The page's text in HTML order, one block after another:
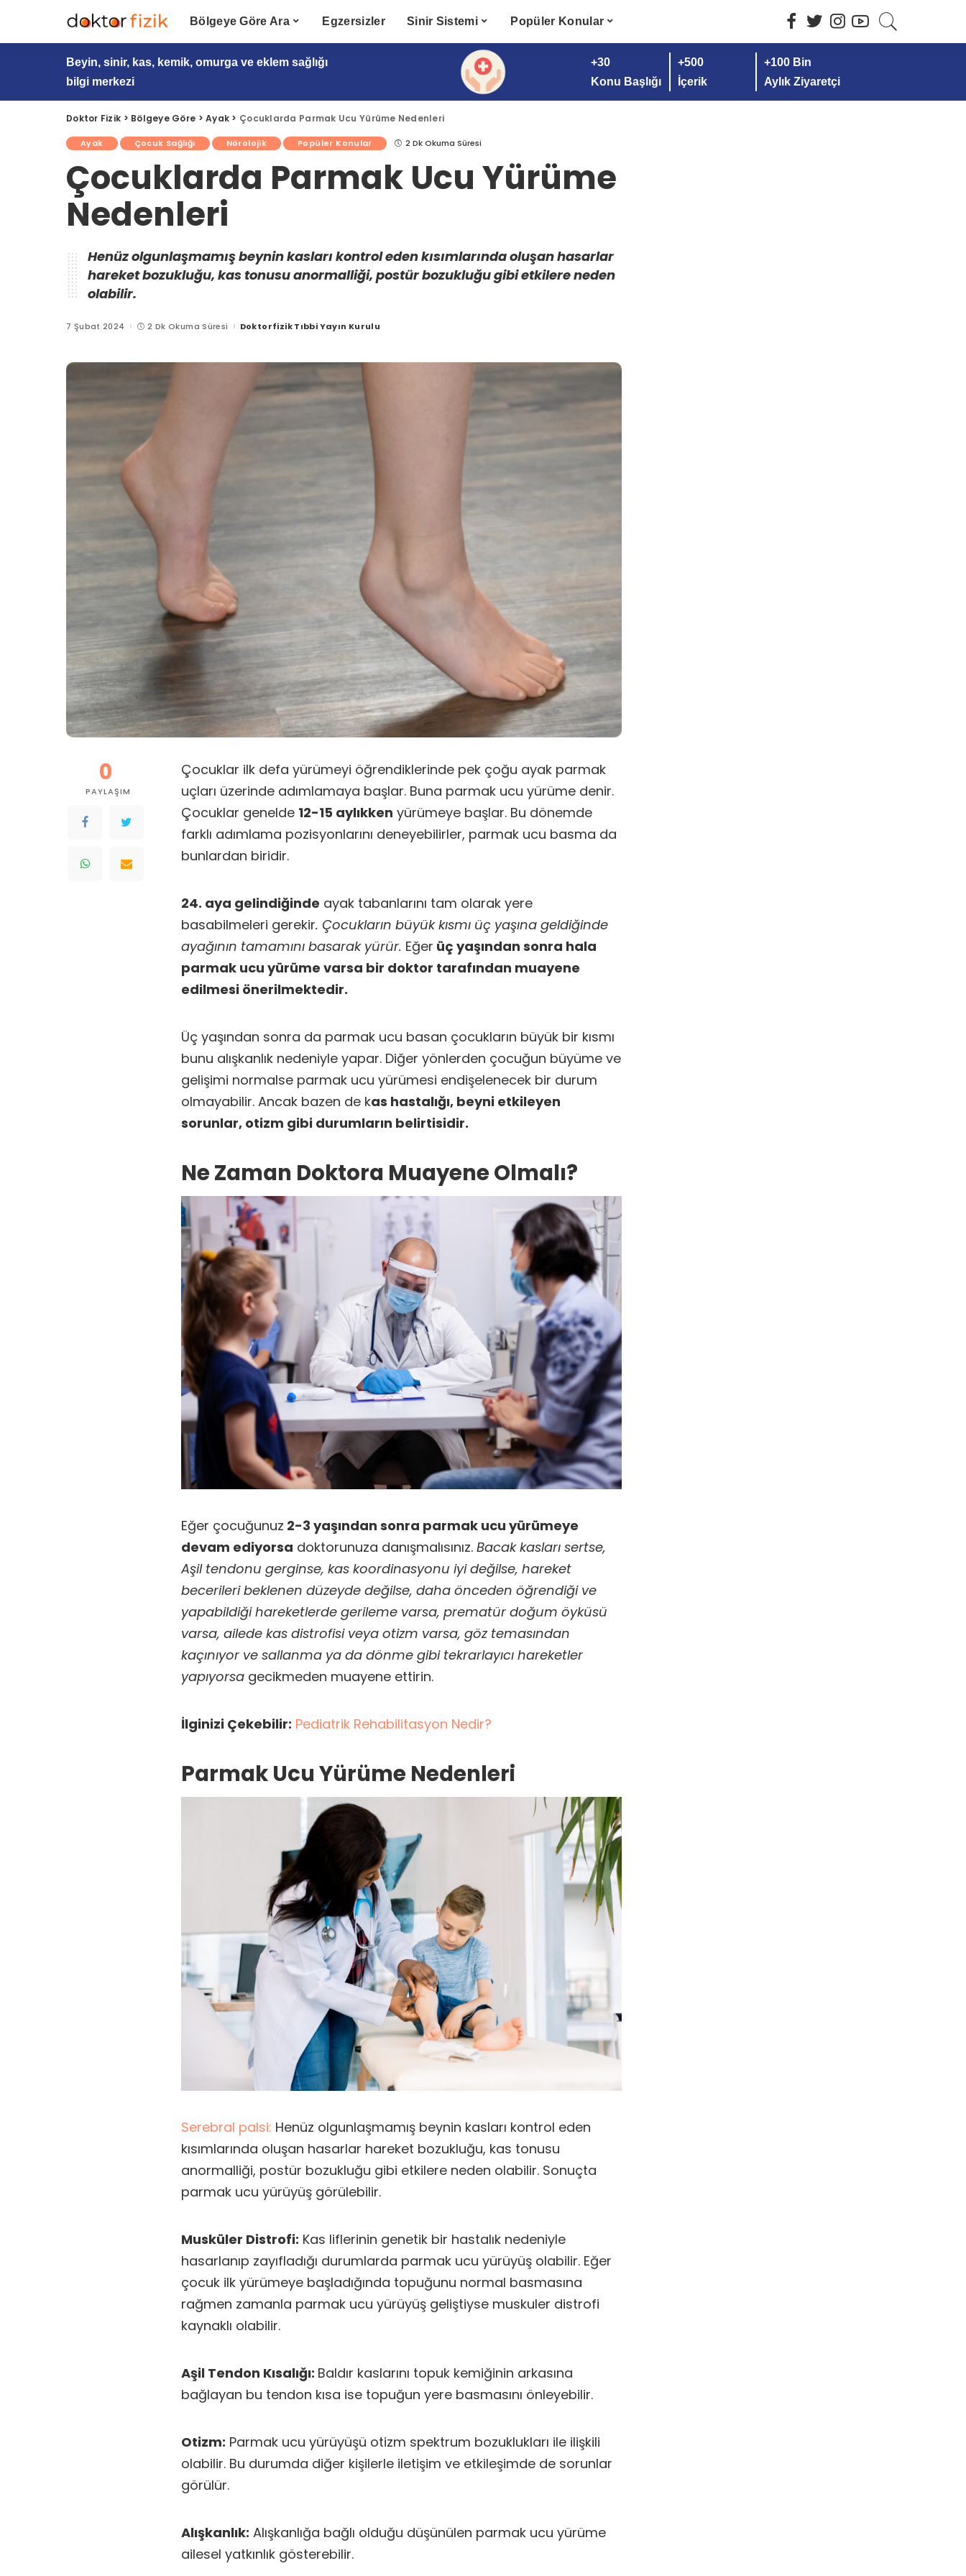
Bölgeye Göre Ara Egzersizler Sinir Sistemi Popüler Konular
Beyin, sinir, kas, kemik, omurga ve eklem sağlığı
bilgi merkezi
+30
Konu Başlığı
+500
İçerik
+100 Bin
Aylık Ziyaretçi
Doktor Fizik > Bölgeye Göre >Ayak > Çocuklarda Parmak Ucu Yürüme Nedenleri
Ayak Çocuk Sağlığı Nörolojik Popüler Konular 2 Dk Okuma Süresi
Çocuklarda Parmak Ucu Yürüme
Nedenleri
Henüz olgunlaşmamış beynin kasları kontrol eden kısımlarında oluşan hasarlar
hareket bozukluğu, kas tonusu anormalliği, postür bozukluğu gibi etkilere neden
olabilir.
7 Şubat 2024 2 Dk Okuma Süresi Posted
Doktorfizik Tıbbi Yayın Kurulu
0
PAYLAŞIM
Çocuklar ilk defa yürümeyi öğrendiklerinde pek çoğu ayak parmak
uçları üzerinde adımlamaya başlar. Buna parmak ucu yürüme denir.
Çocuklar genelde 12-15 aylıkken yürümeye başlar. Bu dönemde
farklı adımlama pozisyonlarını deneyebilirler, parmak ucu basma da
bunlardan biridir.
24. aya gelindiğinde ayak tabanlarını tam olarak yere
basabilmeleri gerekir. Çocukların büyük kısmı üç yaşına geldiğinde
ayağının tamamını basarak yürür. Eğer üç yaşından sonra hala
parmak ucu yürüme varsa bir doktor tarafından muayene
edilmesi önerilmektedir.
Üç yaşından sonra da parmak ucu basan çocukların büyük bir kısmı
bunu alışkanlık nedeniyle yapar. Diğer yönlerden çocuğun büyüme ve
gelişimi normalse parmak ucu yürümesi endişelenecek bir durum
olmayabilir. Ancak bazen de kas hastalığı, beyni etkileyen
sorunlar, otizm gibi durumların belirtisidir.
Ne Zaman Doktora Muayene Olmalı?
Eğer çocuğunuz 2-3 yaşından sonra parmak ucu yürümeye
devam ediyorsa doktorunuza danışmalısınız. Bacak kasları sertse,
Aşil tendonu gerginse, kas koordinasyonu iyi değilse, hareket
becerileri beklenen düzeyde değilse, daha önceden öğrendiği ve
yapabildiği hareketlerde gerileme varsa, prematür doğum öyküsü
varsa, ailede kas distrofisi veya otizm varsa, göz temasından
kaçınıyor ve sallanma ya da dönme gibi tekrarlayıcı hareketler
yapıyorsa gecikmeden muayene ettirin.
İlginizi Çekebilir: Pediatrik Rehabilitasyon Nedir?
Parmak Ucu Yürüme Nedenleri
Serebral palsi: Henüz olgunlaşmamış beynin kasları kontrol eden
kısımlarında oluşan hasarlar hareket bozukluğu, kas tonusu
anormalliği, postür bozukluğu gibi etkilere neden olabilir. Sonuçta
parmak ucu yürüyüş görülebilir.
Musküler Distrofi: Kas liflerinin genetik bir hastalık nedeniyle
hasarlanıp zayıfladığı durumlarda parmak ucu yürüyüş olabilir. Eğer
çocuk ilk yürümeye başladığında topuğunu normal basmasına
rağmen zamanla parmak ucu yürüyüş geliştiyse muskuler distrofi
kaynaklı olabilir.
Aşil Tendon Kısalığı: Baldır kaslarını topuk kemiğinin arkasına
bağlayan bu tendon kısa ise topuğun yere basmasını önleyebilir.
Otizm: Parmak ucu yürüyüşü otizm spektrum bozuklukları ile ilişkili
olabilir. Bu durumda diğer kişilerle iletişim ve etkileşimde de sorunlar
görülür.
Alışkanlık: Alışkanlığa bağlı olduğu düşünülen parmak ucu yürüme
ailesel yatkınlık gösterebilir.